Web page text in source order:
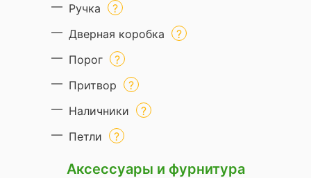
Ручка
Дверная коробка
Порог
Притвор
Наличники
Петли
Аксессуары и фурнитура